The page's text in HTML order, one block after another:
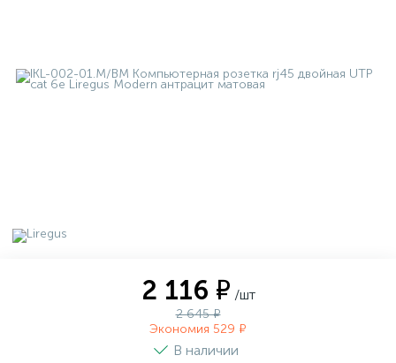
2 116 ₽ /шт
2 645 ₽
Экономия 529 ₽
В наличии